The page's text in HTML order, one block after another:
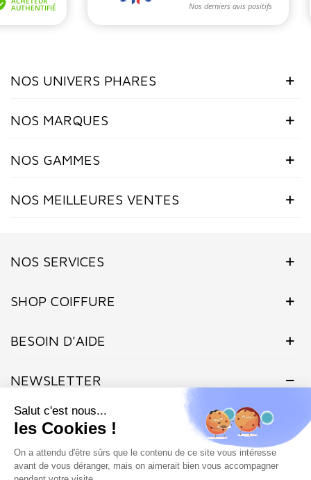
NOS UNIVERS PHARES
NOS MARQUES
NOS GAMMES
NOS MEILLEURES VENTES
NOS SERVICES
SHOP COIFFURE
BESOIN D'AIDE
NEWSLETTER
Inscrivez-vous dès maintenant à notre Newsletter et recevez en
exclusivité nos offres flashs, promotions et actualités.